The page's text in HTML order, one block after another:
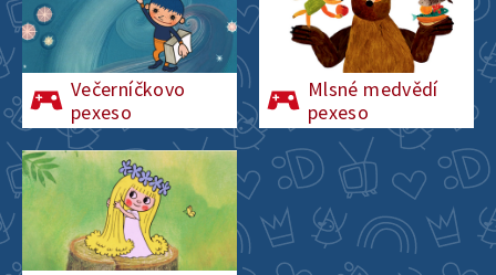
Večerníčkovo
pexeso
Mlsné medvědí
pexeso